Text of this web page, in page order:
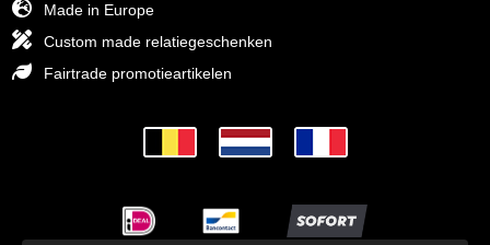
Made in Europe
Custom made relatiegeschenken
Fairtrade promotieartikelen